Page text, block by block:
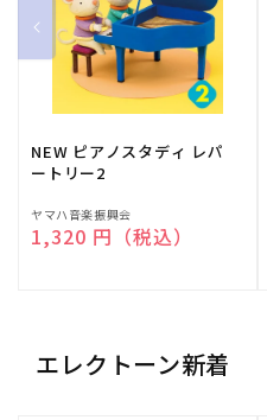
NEW ピアノスタディ レパ
ートリー2
販
売
ヤマハ音楽振興会
通常価格
1,320 円（税込）
エレクトーン新着